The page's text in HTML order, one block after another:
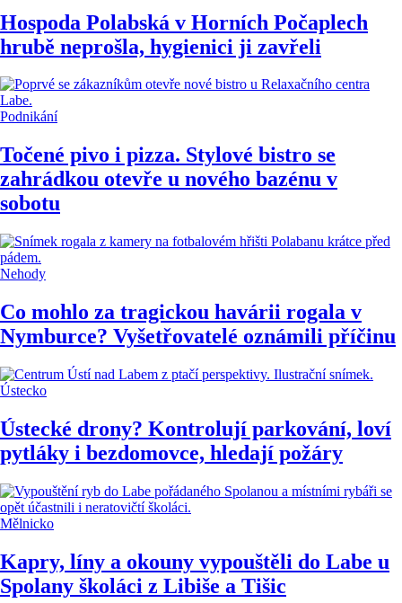
Hospoda Polabská v Horních Počaplech
hrubě neprošla, hygienici ji zavřeli
Podnikání
Točené pivo i pizza. Stylové bistro se
zahrádkou otevře u nového bazénu v
sobotu
Nehody
Co mohlo za tragickou havárii rogala v
Nymburce? Vyšetřovatelé oznámili příčinu
Ústecko
Ústecké drony? Kontrolují parkování, loví
pytláky i bezdomovce, hledají požáry
Mělnicko
Kapry, líny a okouny vypouštěli do Labe u
Spolany školáci z Libiše a Tišic